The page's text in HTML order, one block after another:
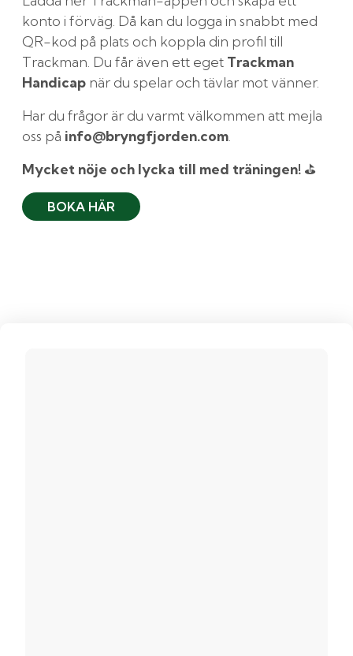
konto i förväg. Då kan du logga in snabbt med
QR-kod på plats och koppla din profil till
Trackman. Du får även ett eget Trackman
Handicap när du spelar och tävlar mot vänner.
Har du frågor är du varmt välkommen att mejla
oss på info@bryngfjorden.com
Mycket nöje och lycka till med träningen! ⛳
BOKA HÄR